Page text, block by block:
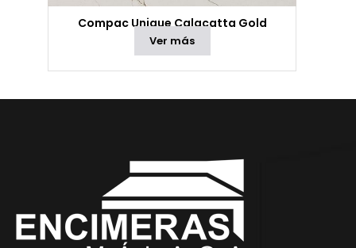
Compac Unique Calacatta Gold
Ver más